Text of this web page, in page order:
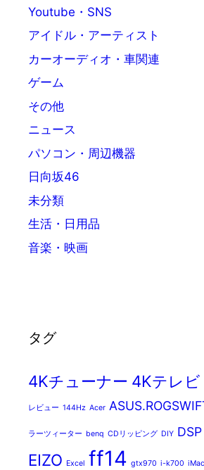
Youtube・SNS
アイドル・アーティスト
カーオーディオ・車関連
ゲーム
その他
ニュース
パソコン・周辺機器
日向坂46
未分類
生活・日用品
音楽・映画
タグ
4Kチューナー 4Kテレビ
レビュー 144Hz Acer
ラーツィーター benq CDリッピング DIY DSP
EIZO Excel ff14 gtx970 i-k700 iMac